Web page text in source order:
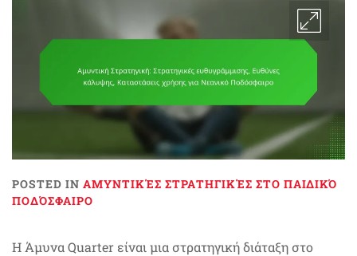
POSTED IN ΑΜΥΝΤΙΚΈΣ ΣΤΡΑΤΗΓΙΚΈΣ ΣΤΟ ΠΑΙΔΙΚΌ
ΠΟΔΌΣΦΑΙΡΟ
Η Άμυνα Quarter είναι μια στρατηγική διάταξη στο